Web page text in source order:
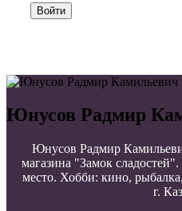
Войти
Юнусов Радмир
Юнусов Радмир
магазина "Замок
место. Хобби: кино,
г.